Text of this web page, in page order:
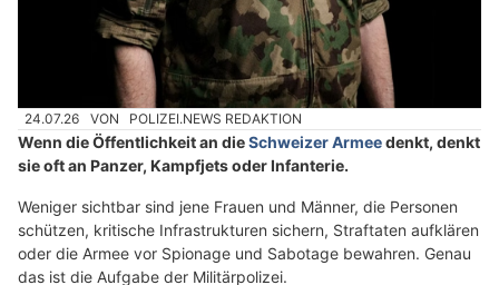
24.07.26 VON POLIZEI.NEWS REDAKTION
Wenn die Öffentlichkeit an dieSchweizer Armeedenkt, denkt
sie oft an Panzer, Kampfjets oder Infanterie.
Weniger sichtbar sind jene Frauen und Männer, die Personen
schützen, kritische Infrastrukturen sichern, Straftaten aufklären
oder die Armee vor Spionage und Sabotage bewahren. Genau
das ist die Aufgabe der Militärpolizei.